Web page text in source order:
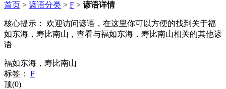
首页 > 谚语分类 > F > 谚语详情
核心提示：
欢迎访问谚语，在这里你可以方便的找到关于福
如东海，寿比南山，查看与福如东海，寿比南山相关的其他谚
语
福如东海，寿比南山
标签：
F
顶(0)